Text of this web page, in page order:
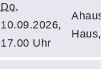
Do.
10.09.2026,
17.00 Uhr